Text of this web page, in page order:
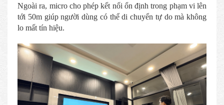
Ngoài ra, micro cho phép kết nối ổn định trong phạm vi lên
tới 50m giúp người dùng có thể di chuyển tự do mà không
lo mất tín hiệu.